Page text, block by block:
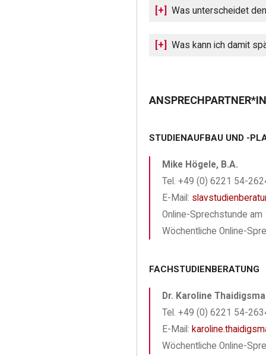
Was unterscheidet
Was kann ich damit
STUDIENAUFBAU UND -
Mike Högele, B.A.
Tel. +49 (0) 6221 54-
E-Mail:
Online-Sprechstunde
Wöchentliche Online-
FACHSTUDIENBERATUNG
Dr. Karoline
Tel. +49 (0) 6221 54-
E-Mail:
Wöchentliche Online-